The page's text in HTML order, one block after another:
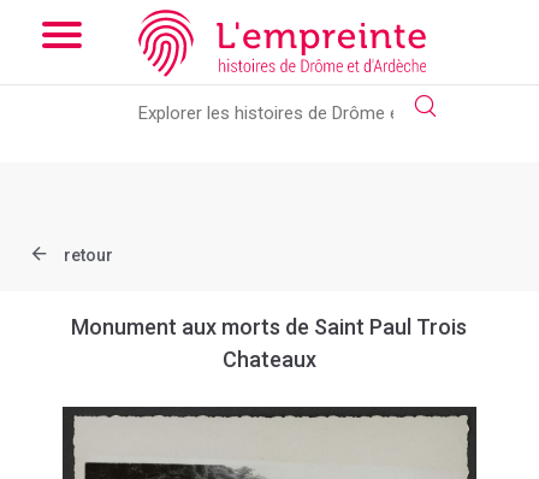
Array ( [slug] => document [ref] => B263626101_X73 )
the new slick-theme.css if you want the default styling
retour
Monument aux morts de Saint Paul Trois
Chateaux